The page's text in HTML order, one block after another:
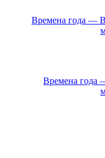
Времена года —
Времена года